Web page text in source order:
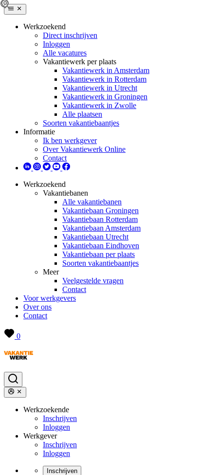
Werkzoekend
Direct inschrijven
Inloggen
Alle vacatures
Vakantiewerk per plaats
Vakantiewerk in Amsterdam
Vakantiewerk in Rotterdam
Vakantiewerk in Utrecht
Vakantiewerk in Groningen
Vakantiewerk in Zwolle
Alle plaatsen
Soorten vakantiebaantjes
Informatie
Ik ben werkgever
Over Vakantiewerk Online
Contact
Werkzoekend
Vakantiebanen
Alle vakantiebanen
Vakantiebaan Groningen
Vakantiebaan Rotterdam
Vakantiebaan Amsterdam
Vakantiebaan Utrecht
Vakantiebaan Eindhoven
Vakantiebaan per plaats
Soorten vakantiebaantjes
Meer
Veelgestelde vragen
Contact
Voor werkgevers
Over ons
Contact
0
Werkzoekende
Inschrijven
Inloggen
Werkgever
Inschrijven
Inloggen
Inschrijven